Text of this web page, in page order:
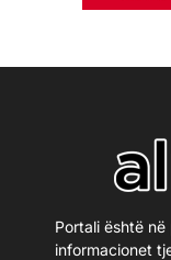
Portali është
informacionet